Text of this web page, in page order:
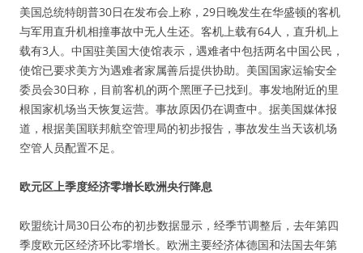
美国总统特朗普30日在发布会上称，29日晚发生在华盛顿的客机
与军用直升机相撞事故中无人生还。客机上载有64人，直升机上
载有3人。中国驻美国大使馆表示，遇难者中包括两名中国公民，
使馆已要求美方为遇难者家属善后提供协助。美国国家运输安全
委员会30日称，目前客机的两个黑匣子已找到。事发地附近的里
根国家机场当天恢复运营。事故原因仍在调查中。据美国媒体报
道，根据美国联邦航空管理局的初步报告，事故发生当天该机场
空管人员配置不足。
欧元区上季度经济零增长欧洲央行降息
欧盟统计局30日公布的初步数据显示，经季节调整后，去年第四
季度欧元区经济环比零增长。欧洲主要经济体德国和法国去年第